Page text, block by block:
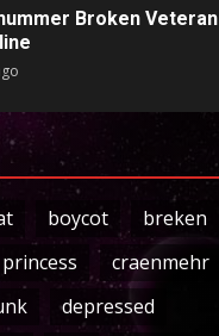
Broken Veteran
boycot
breken
craenmehr
depressed